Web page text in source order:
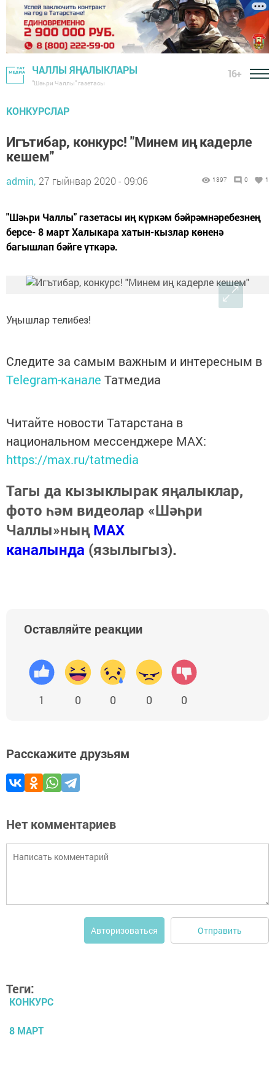
ЧАЛЛЫ ЯҢАЛЫКЛАРЫ
"Шәһри Чаллы" газетасы
16+
КОНКУРСЛАР
Игътибар, конкурс! "Минем иң кадерле
кешем"
admin, 27 гыйнвар 2020 - 09:06 1397 0 1
"Шәһри Чаллы" газетасы иң күркәм бәйрәмнәребезнең
берсе- 8 март Халыкара хатын-кызлар көненә
багышлап бәйге үткәрә.
Уңышлар телибез!
Следите за самым важным и интересным в
Telegram-канале Татмедиа
Читайте новости Татарстана в
национальном мессенджере MАХ:
https://max.ru/tatmedia
Тагы да кызыклырак яңалыклар,
фото һәм видеолар «Шәһри
Чаллы»ныңMAX
каналында (язылыгыз).
Оставляйте реакции
1 0 0 0 0
Расскажите друзьям
Нет комментариев
Авторизоваться Отправить
Теги:
КОНКУРС
8 МАРТ